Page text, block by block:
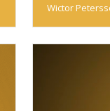
Wictor